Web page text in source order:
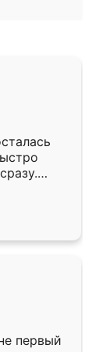
к
даже
первый